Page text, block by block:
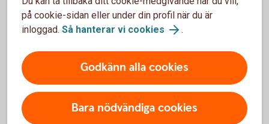
Mälardalen påtar sig dock inte något ansvar för dess
fullständighet eller riktighet. Du rekommenderas därför att
information från detta dokument. Observera att eventuella
prognoser är subjektiva och baseras på den information
som finns tillgänglig just nu och kan ändras om
förutsättningarna förändras. Sparbanken Mälardalen påtar
sig inte något ansvar för direkt eller indirekt förlust eller
på cookie-sidan eller under din profil när du är
inloggad. Så hanterar vi cookies .
Godkänn alla cookies
Bara nödvändiga cookies